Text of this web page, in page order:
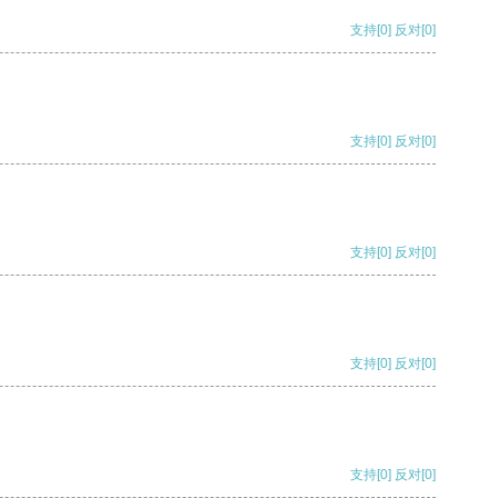
支持[0] 反对[0]
支持[0] 反对[0]
支持[0] 反对[0]
支持[0] 反对[0]
支持[0] 反对[0]